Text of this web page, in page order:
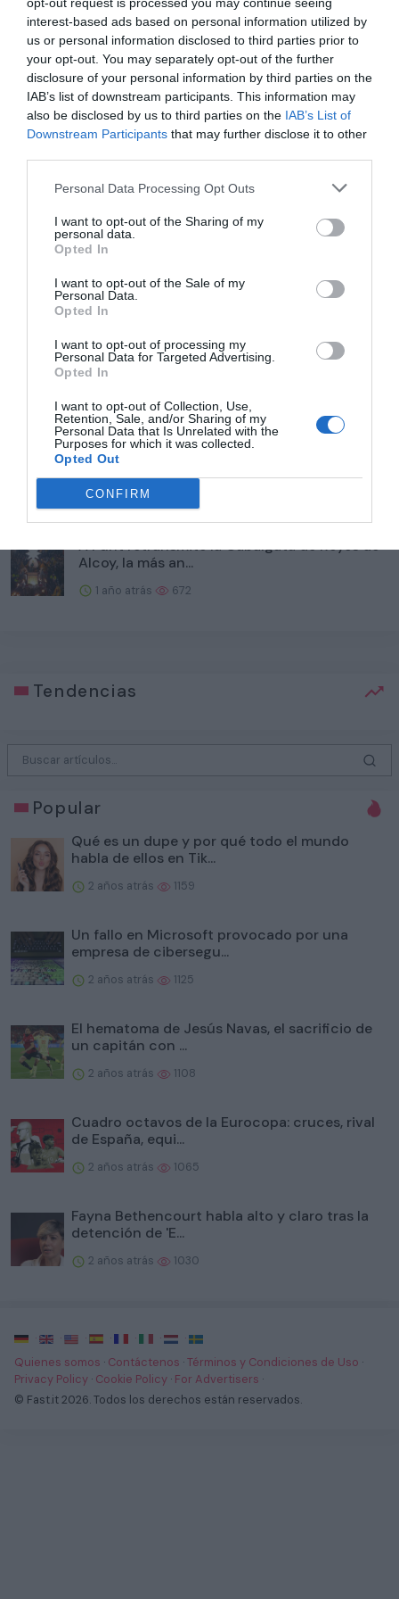
interest-based ads based on personal information utilized by
us or personal information disclosed to third parties prior to
your opt-out. You may separately opt-out of the further
disclosure of your personal information by third parties on the
IAB’s list of downstream participants. This information may
also be disclosed by us to third parties on the IAB’s List of
Downstream Participants that may further disclose it to other
Personal Data Processing Opt Outs
I want to opt-out of the Sharing of my
personal data.
Opted In
I want to opt-out of the Sale of my
Personal Data.
Opted In
I want to opt-out of processing my
Personal Data for Targeted Advertising.
Opted In
I want to opt-out of Collection, Use,
Retention, Sale, and/or Sharing of my
Personal Data that Is Unrelated with the
Purposes for which it was collected.
Opted Out
CONFIRM
Ayuntamiento de Córdoba. ¡Así que no olvidéis dejar los
zapatos bien colocados y con toda la ilusión!».Para
finalizar, firman «con todo nuestro cariño, Melchor, Gaspar
y Baltasar Los Reyes Magos de Oriente». Antes, en la
jornada de este viernes 3 de enero, la Cartera Real estará
por las calles de Córdoba para recoger las cartas de los
niños .
Homepage
Política
Así explica el alcalde de Córdoba a los niños el adelanto de la
Relacionado
El Rey no asistirá al primer acto por la
muerte de Franco pe...
1 año atrás 750
Un corazón artificial logra la recuperación
total de un bebé...
1 año atrás
À Punt retransmite la Cabalgata de Reyes de
Alcoy, la más an...
1 año atrás 672
Tendencias
Popular
Qué es un dupe y por qué todo el mundo
habla de ellos en Tik...
2 años atrás 1159
Un fallo en Microsoft provocado por una
empresa de cibersegu...
2 años atrás 1125
El hematoma de Jesús Navas, el sacrificio de
un capitán con ...
2 años atrás 1108
Cuadro octavos de la Eurocopa: cruces, rival
de España, equi...
2 años atrás 1065
Fayna Bethencourt habla alto y claro tras la
detención de 'E...
2 años atrás 1030
· · · · · ·
·
Quienes somos · Contáctenos ·Términos y Condiciones de Uso ·
Privacy Policy · Cookie Policy · For Advertisers ·
© Fast.it 2026. Todos los derechos están reservados.